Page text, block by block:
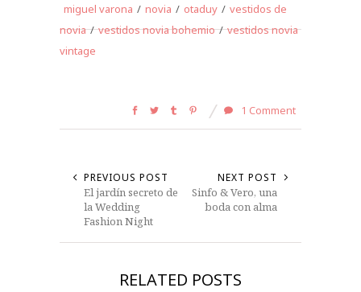
miguel varona / novia / otaduy / vestidos de
novia / vestidos novia bohemio / vestidos novia
vintage
1 Comment
PREVIOUS POST
El jardín secreto de
la Wedding
Fashion Night
NEXT POST
Sinfo & Vero, una
boda con alma
RELATED POSTS